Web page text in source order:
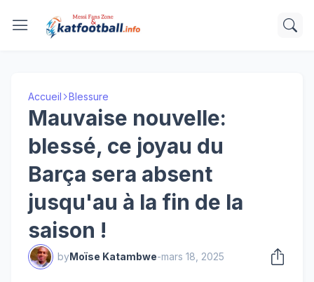
Accueil Blessure
Mauvaise nouvelle:
blessé, ce joyau du
Barça sera absent
jusqu'au à la fin de la
saison !
byMoïse Katambwe-mars 18, 2025